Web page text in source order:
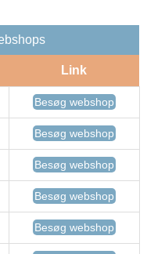
Link
Besøg webshop
Besøg webshop
Besøg webshop
Besøg webshop
Besøg webshop